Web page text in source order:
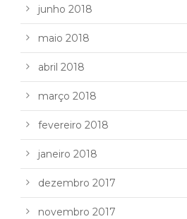
junho 2018
maio 2018
abril 2018
março 2018
fevereiro 2018
janeiro 2018
dezembro 2017
novembro 2017